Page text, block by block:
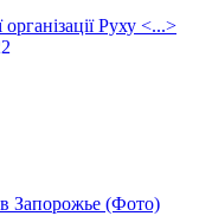
організації Руху <...>
Запорожье (Фото)